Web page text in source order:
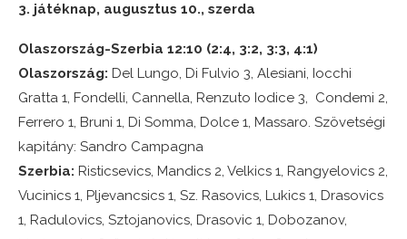
3. játéknap, augusztus 10., szerda
Olaszország-Szerbia 12:10 (2:4, 3:2, 3:3, 4:1)
Olaszország: Del Lungo, Di Fulvio 3, Alesiani, Iocchi
Gratta 1, Fondelli, Cannella, Renzuto Iodice 3, Condemi 2,
Ferrero 1, Bruni 1, Di Somma, Dolce 1, Massaro. Szövetségi
kapitány: Sandro Campagna
Szerbia: Risticsevics, Mandics 2, Velkics 1, Rangyelovics 2,
Vucinics 1, Pljevancsics 1, Sz. Rasovics, Lukics 1, Drasovics
1, Radulovics, Sztojanovics, Drasovic 1, Dobozanov,